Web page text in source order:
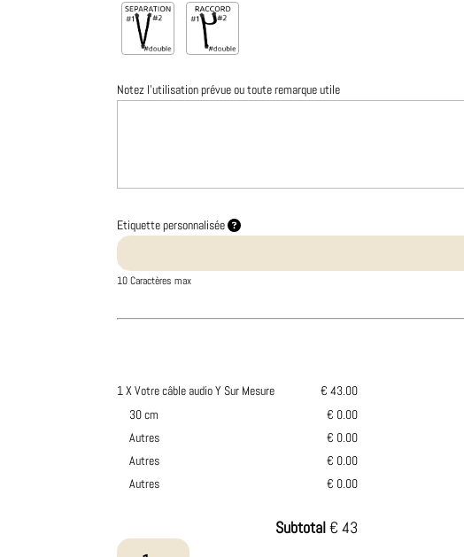
Notez l'utilisation prévue ou toute remarque utile
Etiquette personnalisée
10 Caractères max
1 X Votre câble audio Y Sur Mesure
€ 43.00
30 cm
Autres
Autres
Autres
€ 0.00
€ 0.00
€ 0.00
€ 0.00
Subtotal€ 43
quantité